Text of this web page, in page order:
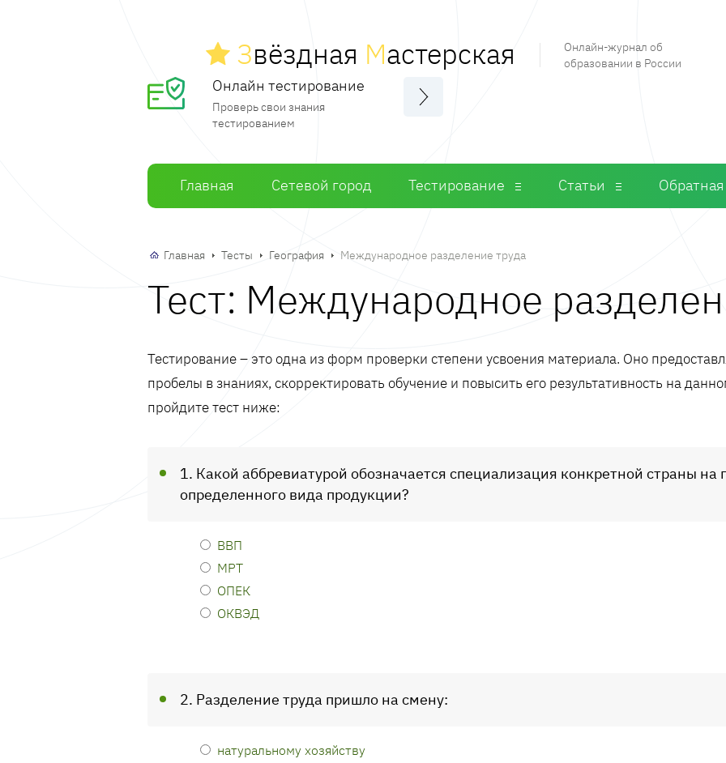
Звёздная Мастерская
Онлайн-журнал об
образовании в России
Онлайн тестирование
Проверь свои знания
тестированием
Главная Сетевой город Тестирование Статьи
Главная Тесты География Международное разделение труда
Тест: Международное
Тестирование – это одна из форм проверки степени усвоения материала. Оно
пробелы в знаниях, скорректировать обучение и повысить его результативность на
пройдите тест ниже:
1. Какой аббревиатурой обозначается специализация конкретной страны на
определенного вида продукции?
ВВП
МРТ
ОПЕК
ОКВЭД
2. Разделение труда пришло на смену:
натуральному хозяйству